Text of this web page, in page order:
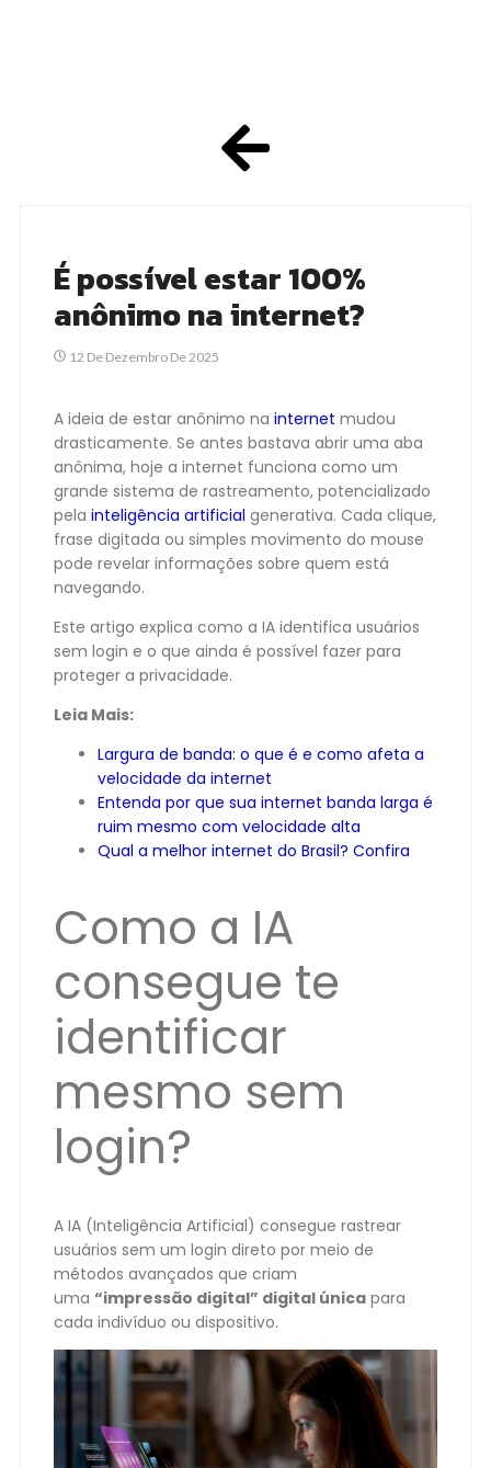
É possível estar 100%
anônimo na internet?
12 De Dezembro De 2025
A ideia de estar anônimo na internet mudou
drasticamente. Se antes bastava abrir uma aba
anônima, hoje a internet funciona como um
grande sistema de rastreamento, potencializado
pela inteligência artificial generativa. Cada clique,
frase digitada ou simples movimento do mouse
pode revelar informações sobre quem está
navegando.
Este artigo explica como a IA identifica usuários
sem login e o que ainda é possível fazer para
proteger a privacidade.
Leia Mais:
Largura de banda: o que é e como afeta a
velocidade da internet
Entenda por que sua internet banda larga é
ruim mesmo com velocidade alta
Qual a melhor internet do Brasil? Confira
Como a IA
consegue te
identificar
mesmo sem
login?
A IA (Inteligência Artificial) consegue rastrear
usuários sem um login direto por meio de
métodos avançados que criam
uma “impressão digital” digital única para
cada indivíduo ou dispositivo.